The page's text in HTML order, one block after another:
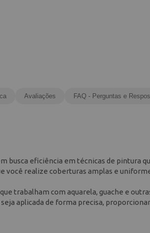
Avaliações FAQ - Perguntas e
busca eficiência em técnicas de pintura
você realize coberturas amplas e
trabalham com aquarela, guache e
aplicada de forma precisa,